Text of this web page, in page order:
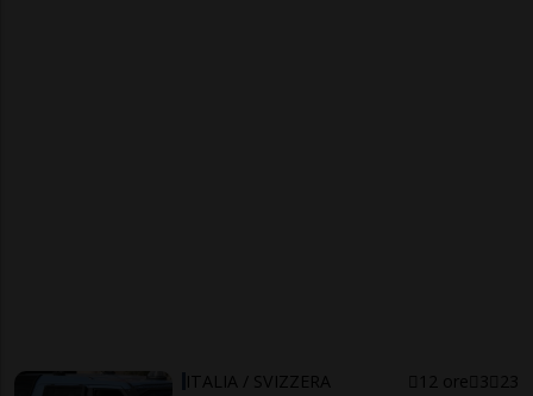
ITALIA / SVIZZERA 12 ore 3 23